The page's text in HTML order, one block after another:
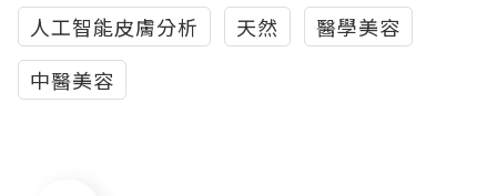
人工智能皮膚分析
天然
醫學美容
中醫美容